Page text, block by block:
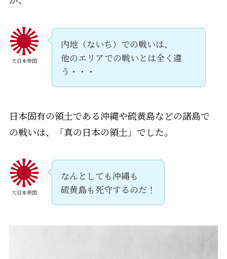
大日本帝国
内地（ないち）での戦いは、
他のエリアでの戦いとは全く違
う・・・
日本固有の領土である沖縄や硫黄島などの諸島で
の戦いは、「真の日本の領土」でした。
大日本帝国
なんとしても沖縄も
硫黄島も死守するのだ！